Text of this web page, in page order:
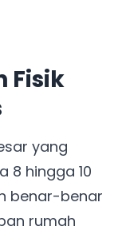
Fisik
yang
8 hingga 10
benar-benar
rumah